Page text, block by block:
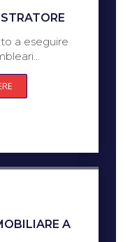
a eseguire
A